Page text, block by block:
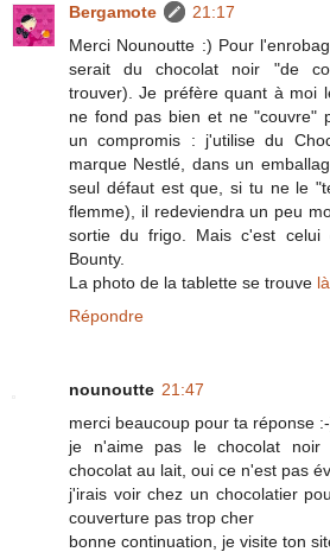
Bergamote
21:17
Merci Nounoutte :) Pour
serait du chocolat noir "de
trouver). Je préfère quant à moi
ne fond pas bien et ne "couvre"
un compromis : j'utilise du
marque Nestlé, dans un
seul défaut est que, si tu ne le
flemme), il redeviendra un peu
sortie du frigo. Mais c'est
Bounty.
La photo de la tablette se trouve là
Répondre
nounoutte 21:47
merci beaucoup pour ta réponse
je n'aime pas le chocolat
chocolat au lait, oui ce n'est pas
j'irais voir chez un chocolatier
couverture pas trop cher
bonne continuation, je visite ton